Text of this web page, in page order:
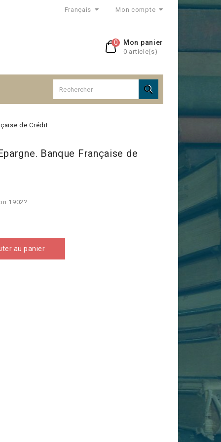
Français Mon compte
Mon panier
0 article(s)
0

de Crédit
Banque Française de
1902?
au panier